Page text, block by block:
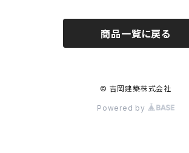
商品一覧に戻る
© 吉岡建築株式会社
Powered by